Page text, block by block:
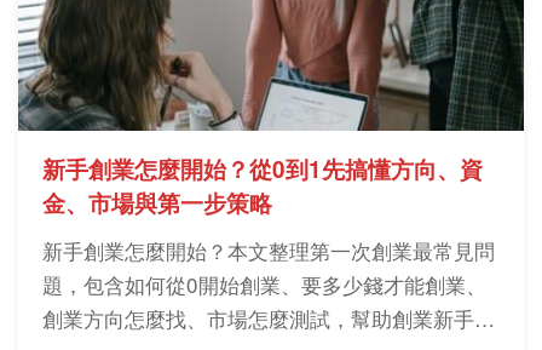
新手創業怎麼開始？從0到1先搞懂方向、資
金、市場與第一步策略
新手創業怎麼開始？本文整理第一次創業最常見問
題，包含如何從0開始創業、要多少錢才能創業、
創業方向怎麼找、市場怎麼測試，幫助創業新手少